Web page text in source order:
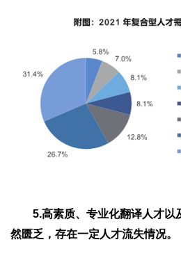
5.高素质、专业化翻译人才以
然匮乏，存在一定人才流失情况。